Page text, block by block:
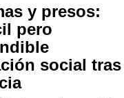
y presos:
pero
social tras